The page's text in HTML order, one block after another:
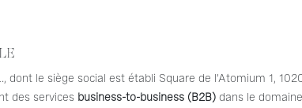
dont le siège social est établi Square de l’Atomium 1,
des services business-to-business (B2B) dans le